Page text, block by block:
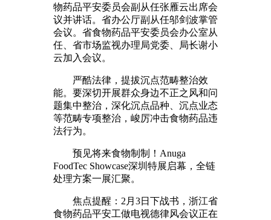
物药品平安委员会副从任张雁云出席会
议并讲话。省办公厅副从任邬剑波掌管
会议。省食物药品平安委员会办公室从
任、省市场监视办理局党委、局长谢小
云加入会议。
严酷法律，提拔沉点范畴整治效
能。要深切开展群众身边不正之风和问
题集中整治，深化沉点品种、沉点业态
等范畴专项整治，峻厉冲击食物药品违
法行为。
预见将来食物制制！Anuga
FoodTec Showcase深圳特展启幕，全链
处理方案一展汇聚。
焦点提醒：2月3日下战书，浙江省
食物药品平安工做电视德律风会议正在